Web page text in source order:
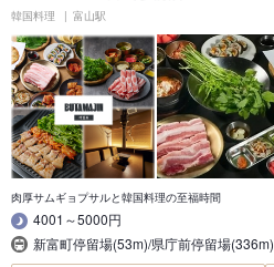
韓国料理 富山駅
肉厚サムギョプサルと韓国料理の至福時間
4001～5000円
新富町停留場(53m)/県庁前停留場(336m)